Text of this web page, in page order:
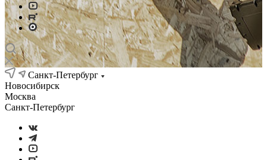
Санкт-Петербург
Новосибирск
Москва
Санкт-Петербург